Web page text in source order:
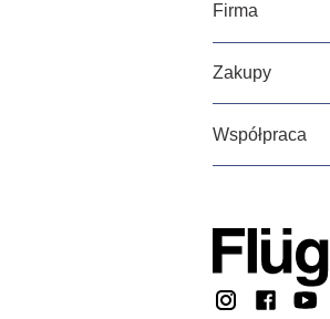
Firma
Zakupy
Współpraca